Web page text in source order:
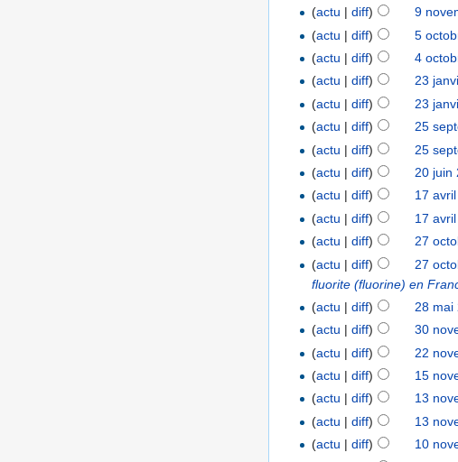
(actu |diff) 9
(actu |diff) 5
(actu |diff) 4
(actu |diff) 23
(actu |diff) 23
(actu |diff) 25
(actu |diff) 25
(actu |diff) 20 juin
(actu |diff) 17
(actu |diff) 17
(actu |diff) 27
(actu |diff) 27
fluorite (fluorine) en
(actu |diff) 28 mai
(actu |diff) 30
(actu |diff) 22
(actu |diff) 15
(actu |diff) 13
(actu |diff) 13
(actu |diff) 10